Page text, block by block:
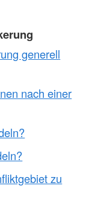
generell
nach einer
zu